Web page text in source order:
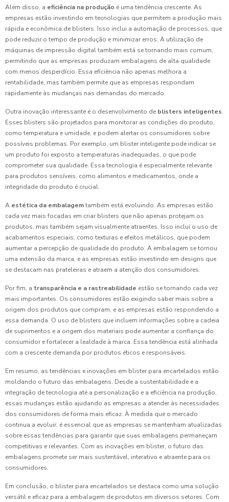
Além disso, a eficiência na produção é uma tendência crescente. As
empresas estão investindo em tecnologias que permitem a produção mais
rápida e econômica de blisters. Isso inclui a automação de processos, que
pode reduzir o tempo de produção e minimizar erros. A utilização de
máquinas de impressão digital também está se tornando mais comum,
permitindo que as empresas produzam embalagens de alta qualidade
com menos desperdício. Essa eficiência não apenas melhora a
rentabilidade, mas também permite que as empresas respondam
rapidamente às mudanças nas demandas do mercado.
Outra inovação interessante é o desenvolvimento de blisters inteligentes.
Esses blisters são projetados para monitorar as condições do produto,
como temperatura e umidade, e podem alertar os consumidores sobre
possíveis problemas. Por exemplo, um blister inteligente pode indicar se
um produto foi exposto a temperaturas inadequadas, o que pode
comprometer sua qualidade. Essa tecnologia é especialmente relevante
para produtos sensíveis, como alimentos e medicamentos, onde a
integridade do produto é crucial.
A estética da embalagemtambém está evoluindo. As empresas estão
cada vez mais focadas em criar blisters que não apenas protejam os
produtos, mas também sejam visualmente atraentes. Isso inclui o uso de
acabamentos especiais, como texturas e efeitos metálicos, que podem
aumentar a percepção de qualidade do produto. A embalagem se tornou
uma extensão da marca, e as empresas estão investindo em designs que
se destacam nas prateleiras e atraem a atenção dos consumidores.
Por fim, a transparência e a rastreabilidade estão se tornando cada vez
mais importantes. Os consumidores estão exigindo saber mais sobre a
origem dos produtos que compram, e as empresas estão respondendo a
essa demanda. O uso de blisters que incluem informações sobre a cadeia
de suprimentos e a origem dos materiais pode aumentar a confiança do
consumidor e fortalecer a lealdade à marca. Essa tendência está alinhada
com a crescente demanda por produtos éticos e responsáveis.
Em resumo, as tendências e inovações em blister para encartelados estão
moldando o futuro das embalagens. Desde a sustentabilidade e a
integração de tecnologia até a personalização e a eficiência na produção,
essas mudanças estão ajudando as empresas a atender às necessidades
dos consumidores de forma mais eficaz. À medida que o mercado
continua a evoluir, é essencial que as empresas se mantenham atualizadas
sobre essas tendências para garantir que suas embalagens permaneçam
competitivas e relevantes. Com as inovações em blister, o futuro das
embalagens promete ser mais sustentável, interativo e atraente para os
consumidores.
Em conclusão, o blister para encartelados se destaca como uma solução
versátil e eficaz para a embalagem de produtos em diversos setores. Com